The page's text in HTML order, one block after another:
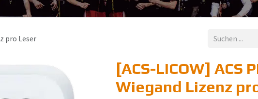
pro Leser
[ACS-LICOW] ACS
Wiegand Lizenz